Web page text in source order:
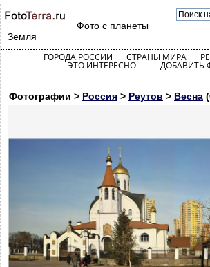
Фото с планеты
Земля
ГОРОДА РОССИИ СТРАНЫ МИРА
ЭТО ИНТЕРЕСНО ДОБАВИТЬ
Фотографии > Россия > Реутов > Весна